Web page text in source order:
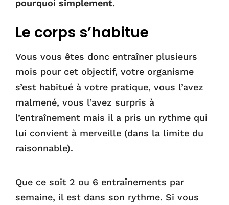
pourquoi simplement.
Le corps s’habitue
Vous vous êtes donc entraîner plusieurs
mois pour cet objectif, votre organisme
s’est habitué à votre pratique, vous l’avez
malmené, vous l’avez surpris à
l’entraînement mais il a pris un rythme qui
lui convient à merveille (dans la limite du
raisonnable).
Que ce soit 2 ou 6 entraînements par
semaine, il est dans son rythme. Si vous